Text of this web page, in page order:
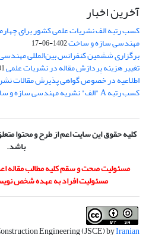
آخرین اخبار
کسب رتبه الف نشریات علمی کشور برای
مهندسی سازه و ساخت1402-06-17
برگزاری ششمین کنفرانس بین‌المللی
تغییر هزینه پردازش مقاله در نشریات علمی
اطلاعیه در خصوص گواهی پذیرش مقالات
کسب رتبه A "الف" نشریه مهندسی سازه و ساخت
کلیه حقوق این سایت اعم از طرح و محتوا
باشد.
مسئولیت صحت و سقم کلیه مطالب مقاله
مسئولیت افراد به عهده شخص
Engineering (JSCE) byIranian